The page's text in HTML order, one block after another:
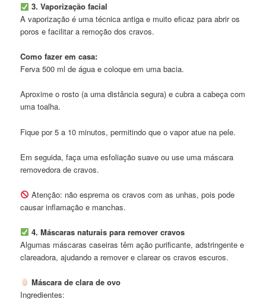
3. Vaporização facial
A vaporização é uma técnica antiga e muito eficaz para abrir os
poros e facilitar a remoção dos cravos.
Como fazer em casa:
Ferva 500 ml de água e coloque em uma bacia.
Aproxime o rosto (a uma distância segura) e cubra a cabeça com
uma toalha.
Fique por 5 a 10 minutos, permitindo que o vapor atue na pele.
Em seguida, faça uma esfoliação suave ou use uma máscara
removedora de cravos.
Atenção: não esprema os cravos com as unhas, pois pode
causar inflamação e manchas.
4. Máscaras naturais para remover cravos
Algumas máscaras caseiras têm ação purificante, adstringente e
clareadora, ajudando a remover e clarear os cravos escuros.
Máscara de clara de ovo
Ingredientes: